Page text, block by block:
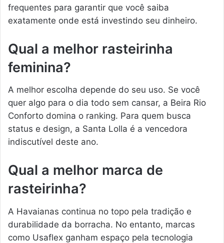
frequentes para garantir que você saiba
exatamente onde está investindo seu dinheiro.
Qual a melhor rasteirinha
feminina?
A melhor escolha depende do seu uso. Se você
quer algo para o dia todo sem cansar, a Beira Rio
Conforto domina o ranking. Para quem busca
status e design, a Santa Lolla é a vencedora
indiscutível deste ano.
Qual a melhor marca de
rasteirinha?
A Havaianas continua no topo pela tradição e
durabilidade da borracha. No entanto, marcas
como Usaflex ganham espaço pela tecnologia